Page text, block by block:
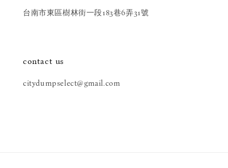
台南市東區樹林街一段183巷6弄31號
contact us
citydumpselect@gmail.com